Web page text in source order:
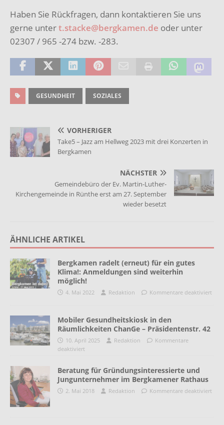
Haben Sie Rückfragen, dann kontaktieren Sie uns
gerne untert.stacke@bergkamen.de oder unter
02307 / 965 -274 bzw. -283.
GESUNDHEIT SOZIALES
VORHERIGER
Take5 – Jazz am Hellweg 2023 mit drei Konzerten in
Bergkamen
NÄCHSTER
Gemeindebüro der Ev. Martin-Luther-
Kirchengemeinde in Rünthe erst am 27. September
wieder besetzt
ÄHNLICHE ARTIKEL
Bergkamen radelt (erneut) für ein gutes
Klima!: Anmeldungen sind weiterhin
möglich!
4. Mai 2022 Redaktion Kommentare deaktiviert
Mobiler Gesundheitskiosk in den
Räumlichkeiten ChanGe – Präsidentenstr. 42
10. April 2025 Redaktion
Kommentare
deaktiviert
Beratung für Gründungsinteressierte und
Jungunternehmer im Bergkamener Rathaus
2. Mai 2018 Redaktion Kommentare deaktiviert